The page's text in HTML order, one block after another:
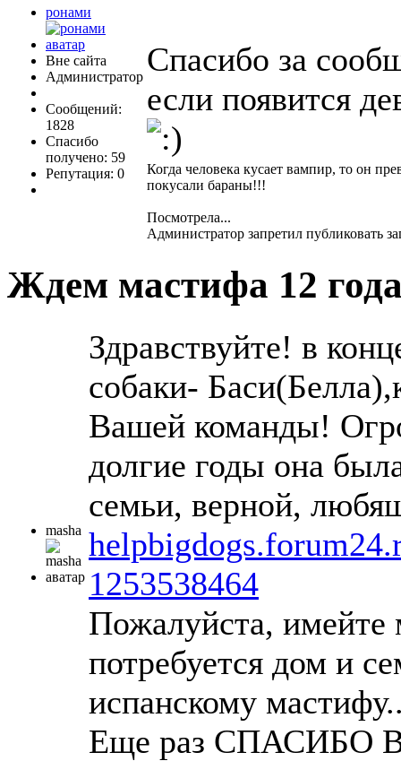
ронами
Вне сайта
Администратор
Сообщений:
1828
Спасибо
получено: 59
Репутация: 0
Спасибо за
если появится
Когда человека кусает вампир, то он
покусали бараны!!!
Посмотрела...
Администратор запретил публиковать
Ждем мастифа 12
masha
Здравствуйте! в
собаки-
Вашей команды!
долгие годы она
семьи, верной,
1253538464
Пожалуйста, имейте
потребуется дом и
испанскому
Еще раз СПАСИБО